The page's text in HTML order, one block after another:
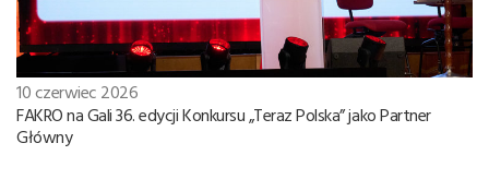
10 czerwiec 2026
FAKRO na Gali 36. edycji Konkursu „Teraz Polska” jako Partner
Główny